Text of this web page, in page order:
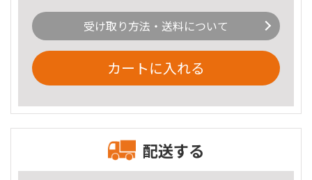
受け取り方法・送料について
カートに入れる
配送する